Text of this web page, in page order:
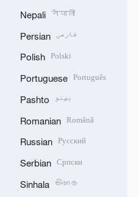
Nepali नेपाली
Persian فارسی
Polish Polski
Portuguese Português
Pashto پښتو
Romanian Română
Russian Русский
Serbian Српски
Sinhala සිංහල